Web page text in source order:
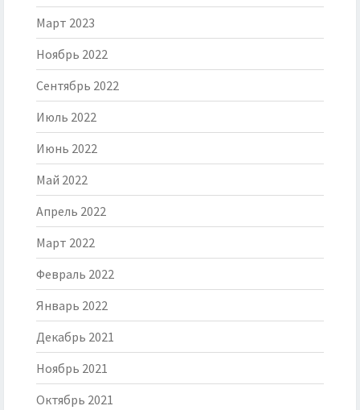
Март 2023
Ноябрь 2022
Сентябрь 2022
Июль 2022
Июнь 2022
Май 2022
Апрель 2022
Март 2022
Февраль 2022
Январь 2022
Декабрь 2021
Ноябрь 2021
Октябрь 2021